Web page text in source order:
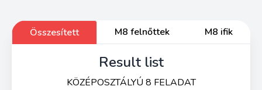
Összesített M8 felnőttek M8 ifik
Result list
KÖZÉPOSZTÁLYÚ 8 FELADAT